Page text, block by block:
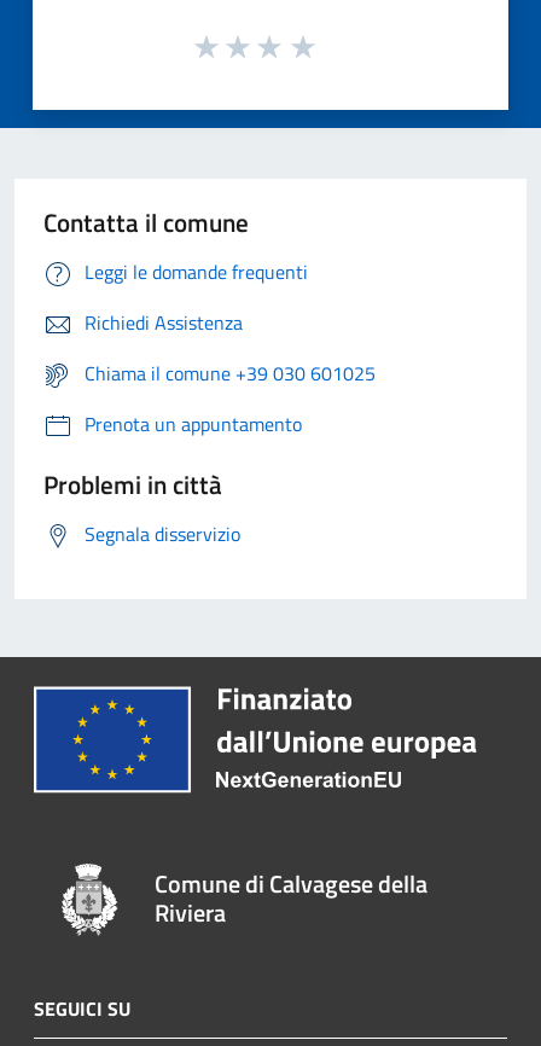
Contatta il comune
Leggi le domande frequenti
Richiedi Assistenza
Chiama il comune +39 030 601025
Prenota un appuntamento
Problemi in città
Segnala disservizio
Comune di Calvagese della
Riviera
SEGUICI SU